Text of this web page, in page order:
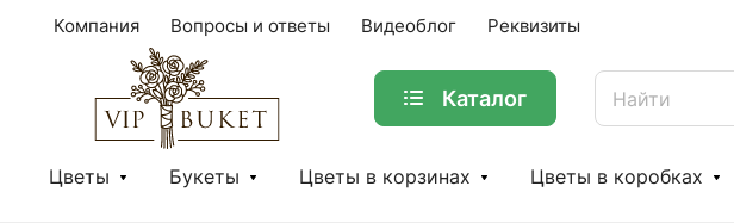
Компания Вопросы и ответы Видеоблог Реквизиты
Каталог
Цветы Букеты Цветы в корзинах Цветы в коробках